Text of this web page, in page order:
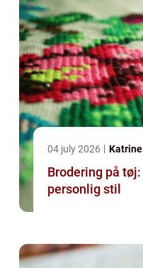
04 july 2026
Brodering på
personlig stil